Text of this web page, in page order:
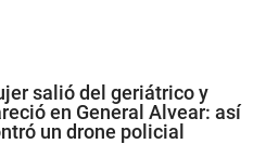
salió del geriátrico y
en General Alvear: así
un drone policial